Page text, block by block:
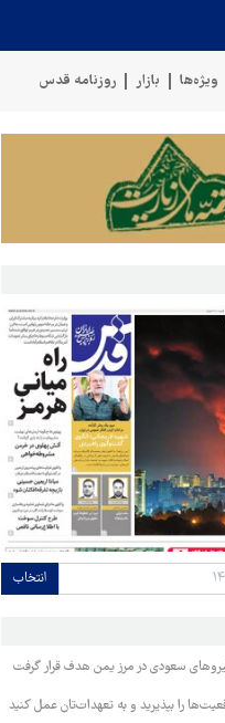
ویژه‌ها بازار روزنامه قدس
عمان
انتخاب
سعودی در مرز یمن هدف قرار گرفت
را بپذیرید و به تعهدات‌تان عمل کنید